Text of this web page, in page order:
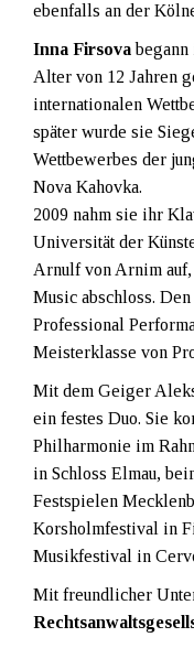
ebenfalls an der
Inna Firsova
Alter von 12 Jahren
internationalen
später wurde sie
Wettbewerbes der
Nova Kahovka.
2009 nahm sie ihr
Universität der
Arnulf von Arnim
Music abschloss.
Professional
Meisterklasse von
Mit dem Geiger
ein festes Duo. Sie
Philharmonie im
in Schloss Elmau,
Festspielen
Korsholmfestival in
Musikfestival in
Mit freundlicher